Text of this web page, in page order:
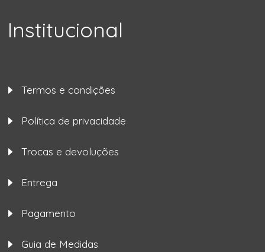
Institucional
Termos e condições
Política de privacidade
Trocas e devoluções
Entrega
Pagamento
Guia de Medidas